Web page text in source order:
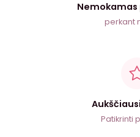
perkant
Patikrinti